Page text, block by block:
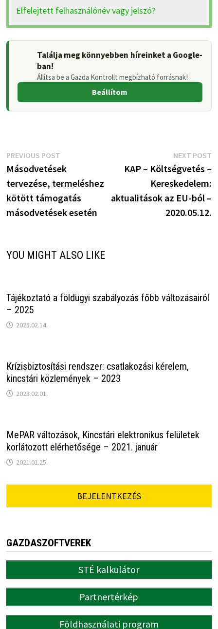
Elfelejtett felhasználónév vagy jelszó?
Találja meg könnyebben híreinket a Google-
ban!
Állítsa be a Gazda Kontrollt megbízható forrásnak!
Beállítom
Bejegyzés
navigáció
PREVIOUS POSTPrevious
post:
Másodvetések
tervezése, termeléshez
kötött támogatás
másodvetések esetén
NEXT POST
KAP – Költségvetés –
Kereskedelem:
aktualitások az EU-ból –
2020.05.12.
YOU MIGHT ALSO LIKE
Tájékoztató a földügyi szabályozás főbb változásairól
– 2025
2025.02.14.
Krízisbiztosítási rendszer: csatlakozási kérelem,
kincstári közlemények – 2023
2023.02.01.
MePAR változások, Kincstári elektronikus felületek
korlátozott elérhetősége – 2021. január
2021.01.25.
BEJELENTKEZÉS
GAZDASZOFTVEREK
STÉ kalkulátor
Partnertérkép
Földhasználati program